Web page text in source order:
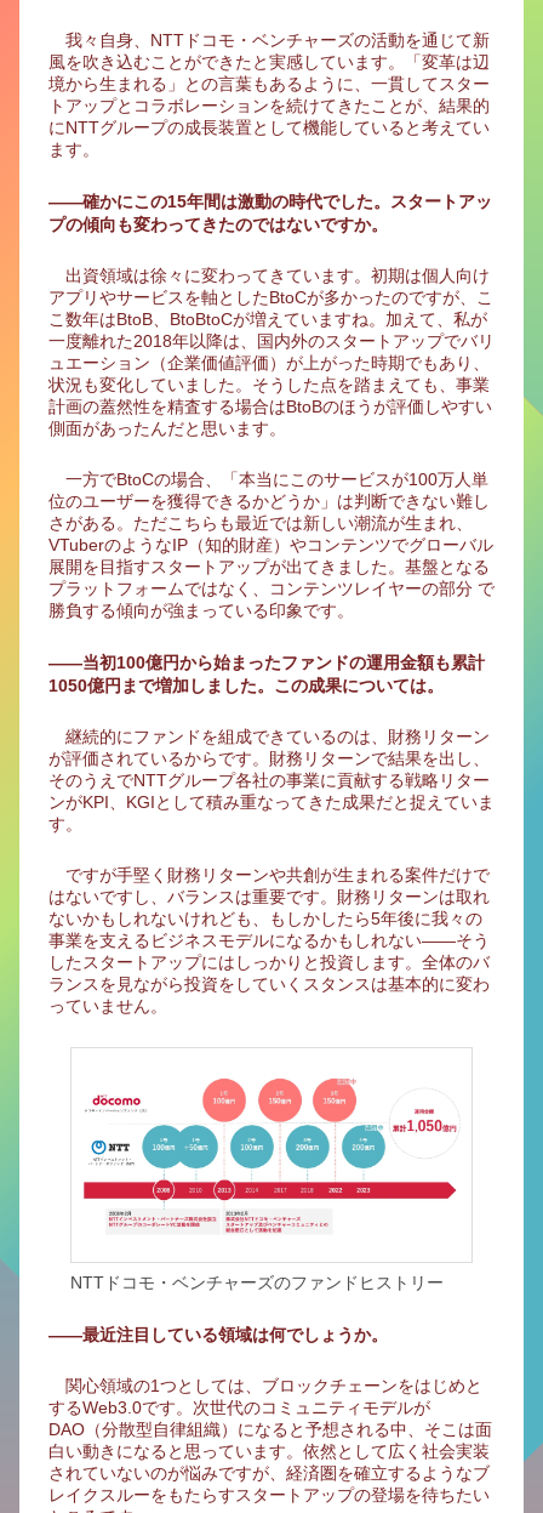
我々自身、NTTドコモ・ベンチャーズの活動を通じて新
風を吹き込むことができたと実感しています。「変革は辺
境から生まれる」との言葉もあるように、一貫してスター
トアップとコラボレーションを続けてきたことが、結果的
にNTTグループの成長装置として機能していると考えてい
ます。
――確かにこの15年間は激動の時代でした。スタートアッ
プの傾向も変わってきたのではないですか。
出資領域は徐々に変わってきています。初期は個人向け
アプリやサービスを軸としたBtoCが多かったのですが、こ
こ数年はBtoB、BtoBtoCが増えていますね。加えて、私が
一度離れた2018年以降は、国内外のスタートアップでバリ
ュエーション（企業価値評価）が上がった時期でもあり、
状況も変化していました。そうした点を踏まえても、事業
計画の蓋然性を精査する場合はBtoBのほうが評価しやすい
側面があったんだと思います。
一方でBtoCの場合、「本当にこのサービスが100万人単
位のユーザーを獲得できるかどうか」は判断できない難し
さがある。ただこちらも最近では新しい潮流が生まれ、
VTuberのようなIP（知的財産）やコンテンツでグローバル
展開を目指すスタートアップが出てきました。基盤となる
プラットフォームではなく、コンテンツレイヤーの部分 で
勝負する傾向が強まっている印象です。
――当初100億円から始まったファンドの運用金額も累計
1050億円まで増加しました。この成果については。
継続的にファンドを組成できているのは、財務リターン
が評価されているからです。財務リターンで結果を出し、
そのうえでNTTグループ各社の事業に貢献する戦略リター
ンがKPI、KGIとして積み重なってきた成果だと捉えていま
す。
ですが手堅く財務リターンや共創が生まれる案件だけで
はないですし、バランスは重要です。財務リターンは取れ
ないかもしれないけれども、もしかしたら5年後に我々の
事業を支えるビジネスモデルになるかもしれない――そう
したスタートアップにはしっかりと投資します。全体のバ
ランスを見ながら投資をしていくスタンスは基本的に変わ
っていません。
NTTドコモ・ベンチャーズのファンドヒストリー
――最近注目している領域は何でしょうか。
関心領域の1つとしては、ブロックチェーンをはじめと
するWeb3.0です。次世代のコミュニティモデルが
DAO（分散型自律組織）になると予想される中、そこは面
白い動きになると思っています。依然として広く社会実装
されていないのが悩みですが、経済圏を確立するようなブ
レイクスルーをもたらすスタートアップの登場を待ちたい